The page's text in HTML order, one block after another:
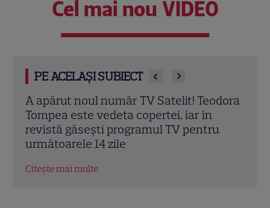
Cel mai nou VIDEO
PE ACELAȘI SUBIECT
A apărut revista TV Satelit din 6 iunie
2026! Alexandra Tudor aduce spectacolul
Mondialului de fotbal la Antena 1